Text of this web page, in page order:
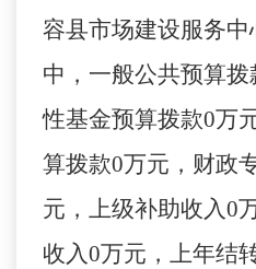
容县市场建设服务
中，一般公共预算
性基金预算拨款0万
算拨款0万元，财政
元，上级补助收入0
收入0万元，上年结